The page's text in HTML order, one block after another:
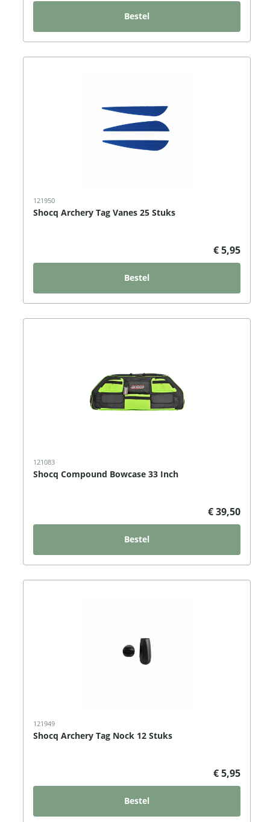
Bestel
121950
Shocq Archery Tag Vanes 25 Stuks
€ 5,95
Bestel
121083
Shocq Compound Bowcase 33 Inch
€ 39,50
Bestel
121949
Shocq Archery Tag Nock 12 Stuks
€ 5,95
Bestel